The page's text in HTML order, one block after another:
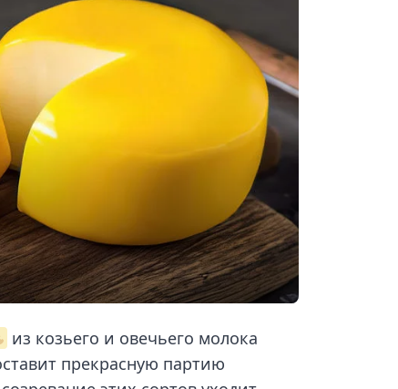
из козьего и овечьего молока
прекрасную партию